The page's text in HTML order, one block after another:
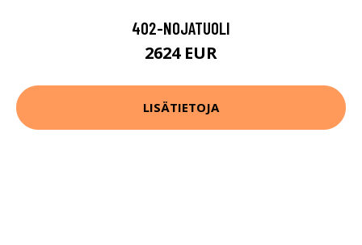
402-NOJATUOLI
2624 EUR
LISÄTIETOJA